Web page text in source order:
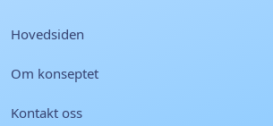
Hovedsiden
Om konseptet
Kontakt oss